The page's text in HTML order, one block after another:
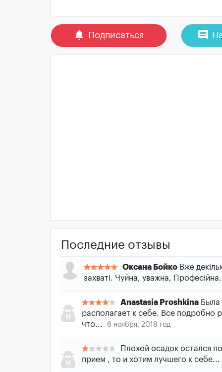
notifications Подписаться comment
Последние отзывы
Оксана Бойко Вже
захваті. Чуйна, уважна,
Anastasia Proshkina Была
располагает к себе. Все подробно
что...
6 ноября, 2018 год
Плохой осадок остался
прием , то и хотим лучшего к себе...